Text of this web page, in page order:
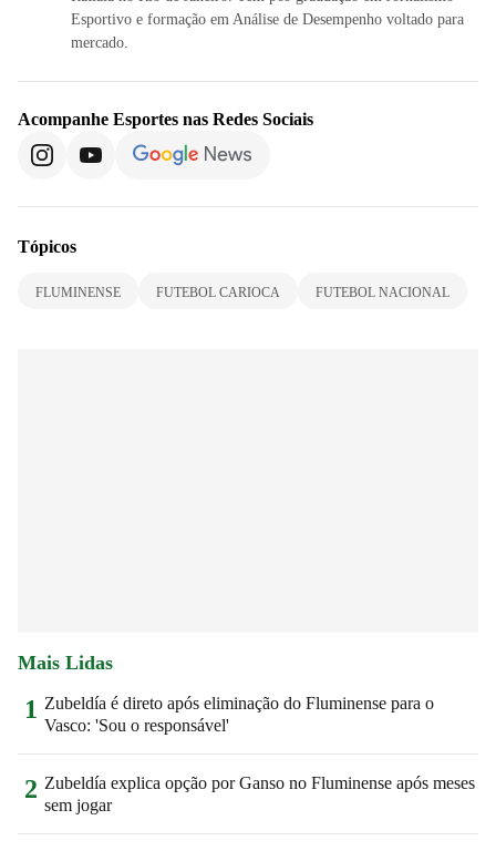
Esportivo e formação em Análise de Desempenho voltado para
mercado.
Acompanhe Esportes nas Redes Sociais
Tópicos
FLUMINENSE FUTEBOL CARIOCA FUTEBOL NACIONAL
Mais Lidas
1 Zubeldía é direto após eliminação do Fluminense para o
Vasco: 'Sou o responsável'
2 Zubeldía explica opção por Ganso no Fluminense após meses
sem jogar